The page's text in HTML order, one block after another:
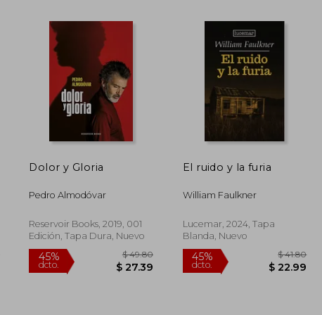
$ 33.25 dcto. $ 30.18 dcto.
Dolor y Gloria
Pedro Almodóvar
Reservoir Books, 2019, 001
Edición, Tapa Dura, Nuevo
El ruido y la furia
William Faulkner
Lucemar, 2024, Tapa
Blanda, Nuevo